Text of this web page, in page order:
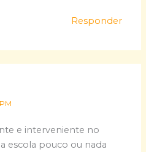
Responder
e interveniente no
escola pouco ou nada